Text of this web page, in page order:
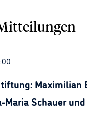
Maximilian
Maria Schauer